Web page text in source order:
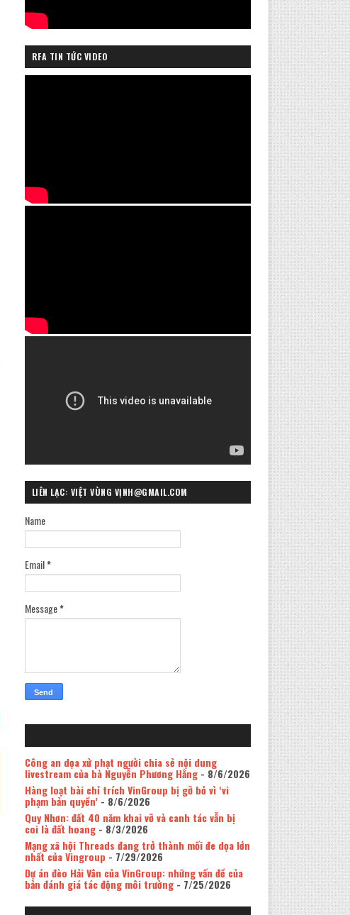
RFA TIN TỨC VIDEO
LIÊN LẠC: VIỆT VÙNG VỊNH@GMAIL.COM
Name
Email*
Message*
Công an dọa xử phạt người chia sẻ nội dung
livestream của bà Nguyễn Phương Hằng- 8/6/2026
Hàng loạt bài chỉ trích VinGroup bị gỡ bỏ vì ‘vi
phạm bản quyền’- 8/6/2026
Quy Nhơn: đất 40 năm khai vỡ và canh tác vẫn bị
coi là đất hoang- 8/3/2026
Mạng xã hội Threads đang trở thành mối đe dọa lớn
nhất của Vingroup - 7/29/2026
Dự án đèo Hải Vân của VinGroup: những vấn đề của
bản đánh giá tác động môi trường- 7/25/2026